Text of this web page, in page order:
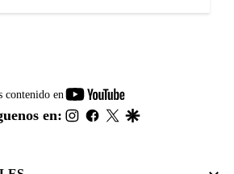
contenido en
youtube-
footer
en: instagram
facebook
twitter